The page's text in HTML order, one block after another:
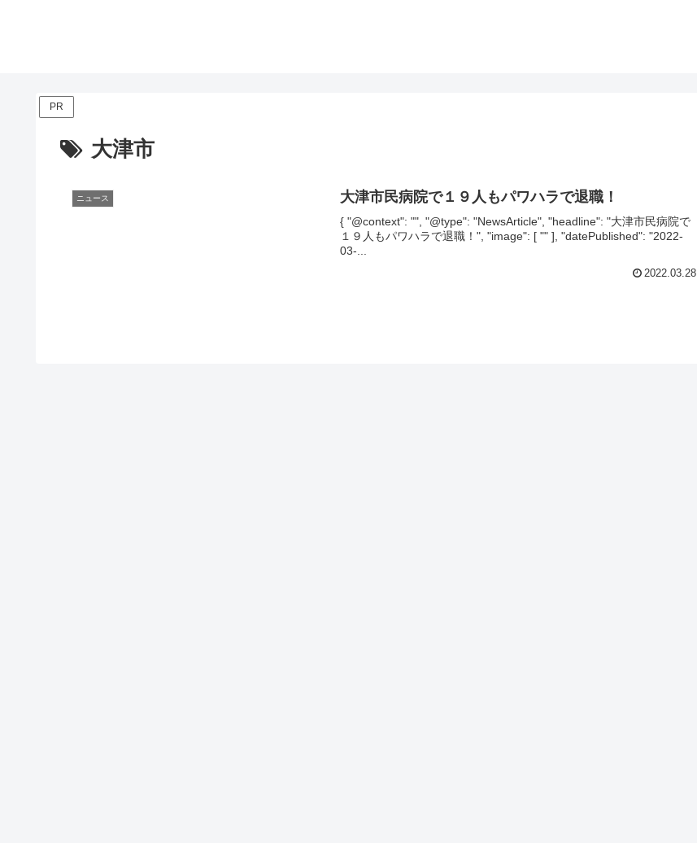
PR
大津市
ニュース 大津市民病院で１９人もパワハラで退職！
{ "@context": "", "@type": "NewsArticle", "headline": "大津市民病院で
１９人もパワハラで退職！", "image": [ "" ], "datePublished": "2022-
03-...
2022.03.28